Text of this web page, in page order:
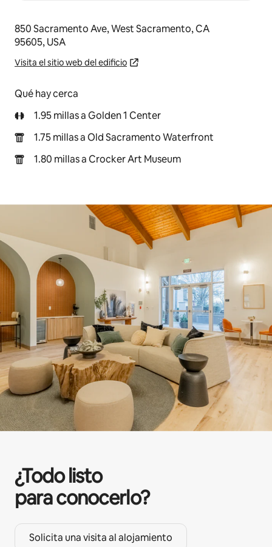
850 Sacramento Ave, West Sacramento, CA
95605, USA
Visita el sitio web del edificio
Qué hay cerca
1.95 millas a Golden 1 Center
1.75 millas a Old Sacramento Waterfront
1.80 millas a Crocker Art Museum
¿Todo listo
para conocerlo?
Solicita una visita al alojamiento